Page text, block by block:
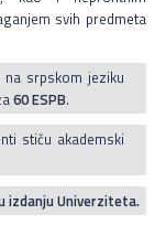
svih predmeta
srpskom jeziku
60 ESPB.
stiču akademski
izdanju Univerziteta.